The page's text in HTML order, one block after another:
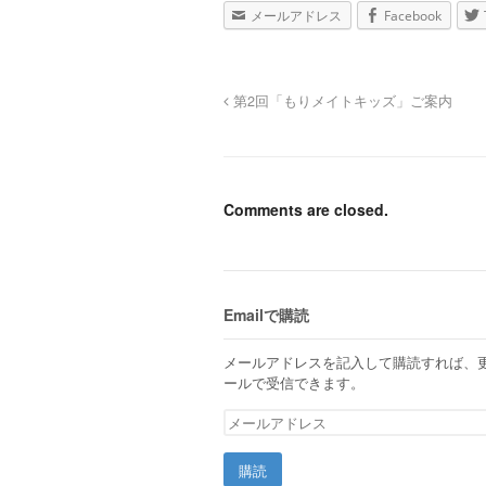
メールアドレス Facebook
第2回「もりメイトキッズ」ご案内
Comments are closed.
Emailで購読
メールアドレスを記入して購読すれば、
ールで受信できます。
メ
ル
ア